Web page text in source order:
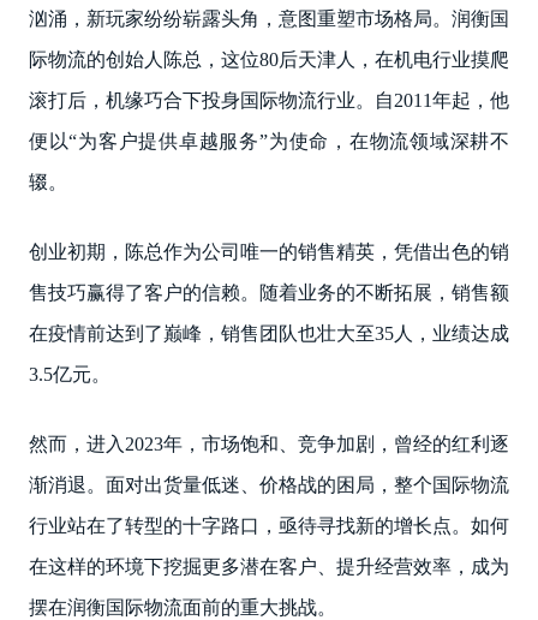
汹涌，新玩家纷纷崭露头角，意图重塑市场格局。润衡国
际物流的创始人陈总，这位80后天津人，在机电行业摸爬
滚打后，机缘巧合下投身国际物流行业。自2011年起，他
便以“为客户提供卓越服务”为使命，在物流领域深耕不
辍。
创业初期，陈总作为公司唯一的销售精英，凭借出色的销
售技巧赢得了客户的信赖。随着业务的不断拓展，销售额
在疫情前达到了巅峰，销售团队也壮大至35人，业绩达成
3.5亿元。
然而，进入2023年，市场饱和、竞争加剧，曾经的红利逐
渐消退。面对出货量低迷、价格战的困局，整个国际物流
行业站在了转型的十字路口，亟待寻找新的增长点。如何
在这样的环境下挖掘更多潜在客户、提升经营效率，成为
摆在润衡国际物流面前的重大挑战。